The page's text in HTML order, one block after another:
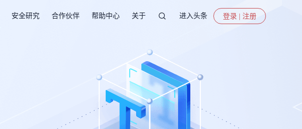
安全研究 合作伙伴 帮助中心 关于 进入头条 登录 | 注册